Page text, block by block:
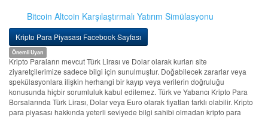
Bitcoin Altcoin Karşılaştırmalı Yatırım Simülasyonu
Kripto Para Piyasası Facebook Sayfası
Önemli Uyarı
Kripto Paraların mevcut Türk Lirası ve Dolar olarak kurları site
ziyaretçilerimize sadece bilgi için sunulmuştur. Doğabilecek zararlar veya
spekülasyonlara ilişkin herhangi bir kayıp veya verilerin doğruluğu
konusunda hiçbir sorumluluk kabul edilemez. Türk ve Yabancı Kripto Para
Borsalarında Türk Lirası, Dolar veya Euro olarak fiyatları farklı olabilir. Kripto
para piyasası hakkında yeterli seviyede bilgi sahibi olmadan kripto para